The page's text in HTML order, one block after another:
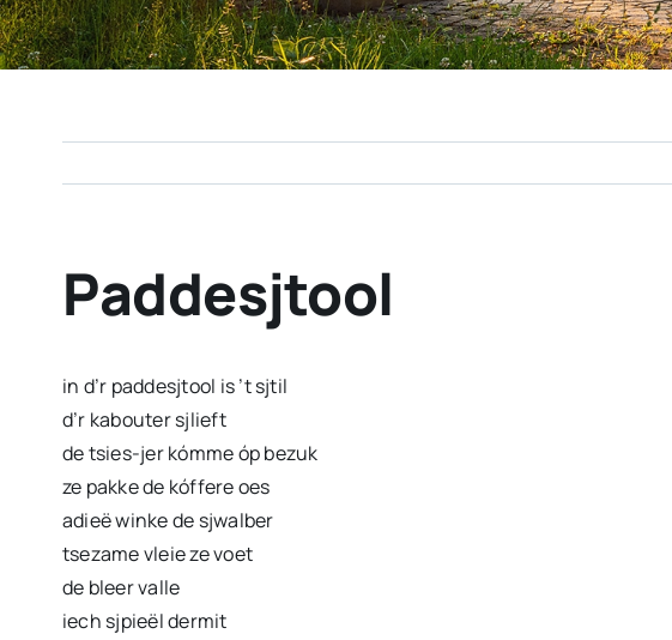
Paddesjtool
in d’r paddesjtool is ’t sjtil
d’r kabouter sjlieft
de tsies-jer kómme óp bezuk
ze pakke de kóffere oes
adieë winke de sjwalber
tsezame vleie ze voet
de bleer valle
iech sjpieël dermit